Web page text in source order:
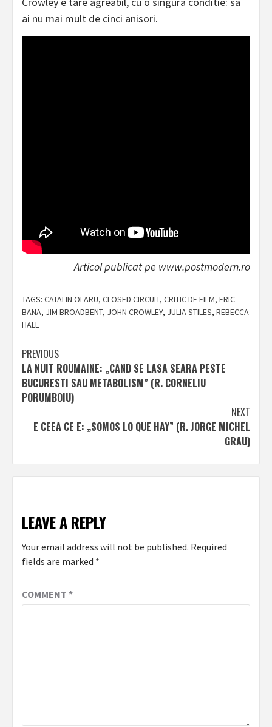
ai nu mai mult de cinci anisori.
Articol publicat pe www.postmodern.ro
TAGS: CATALIN OLARU, CLOSED CIRCUIT, CRITIC DE FILM, ERIC
BANA, JIM BROADBENT, JOHN CROWLEY, JULIA STILES, REBECCA
HALL
Post
navigation
PREVIOUS
LA NUIT ROUMAINE: „CAND SE LASA SEARA PESTE
BUCURESTI SAU METABOLISM” (R. CORNELIU
PORUMBOIU)
NEXT
E CEEA CE E: „SOMOS LO QUE HAY” (R. JORGE MICHEL
GRAU)
LEAVE A REPLY
Your email address will not be published. Required
fields are marked *
COMMENT *